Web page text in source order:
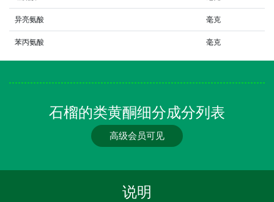
异亮氨酸 毫克
苯丙氨酸 毫克
石榴的类黄酮细分成分列表
高级会员可见
说明